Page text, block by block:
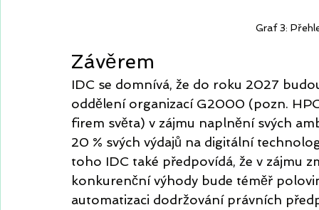
Graf 3:
Závěrem
IDC se domnívá, že do roku 2027
oddělení organizací G2000 (pozn.
firem světa) v zájmu naplnění svých
20 % svých výdajů na digitální
toho IDC také předpovídá, že v zájmu
konkurenční výhody bude téměř
automatizaci dodržování právních